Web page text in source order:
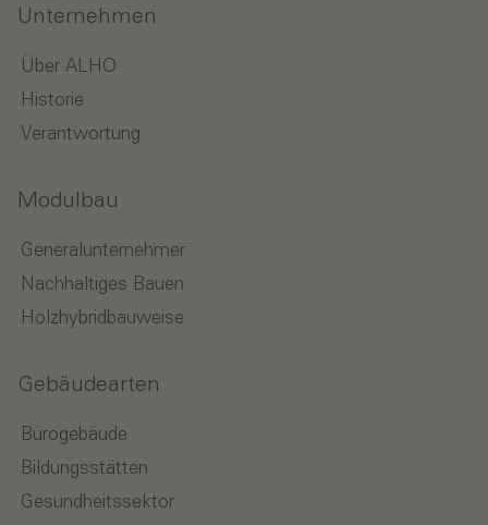
Unternehmen
Über ALHO
Historie
Verantwortung
Modulbau
Generalunternehmer
Nachhaltiges Bauen
Holzhybridbauweise
Gebäudearten
Bürogebäude
Bildungsstätten
Gesundheitssektor